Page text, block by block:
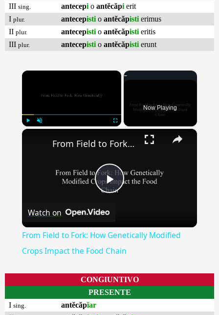
III sing. antecepi o antĕcăpi erit
I plur. antecepisti o antĕcăpisti erimus
II plur. antecepisti o antĕcăpisti eritis
III plur. antecepisti o antĕcăpisti erunt
×
Now Playing
×
Play
From Field to Fork: How Genetically Modified Crops Impact the Food Chain
Watch on
From Field to Fork: How Genetically Modified
Crops Impact the Food Chain
CONGIUNTIVO
PRESENTE
I sing. antĕcăpĭar